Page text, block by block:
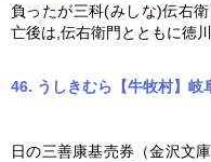
負ったが三科(みしな)伝右
亡後は,伝右衛門とともに徳
46. うしきむら【牛牧村】岐
日の三善康基売券（金沢文